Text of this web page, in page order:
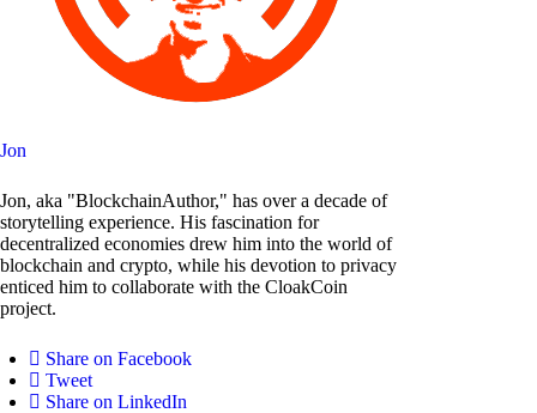
Jon
Jon, aka "BlockchainAuthor," has over a decade of
storytelling experience. His fascination for
decentralized economies drew him into the world of
blockchain and crypto, while his devotion to privacy
enticed him to collaborate with the CloakCoin
project.
Share on Facebook
Tweet
Share on LinkedIn